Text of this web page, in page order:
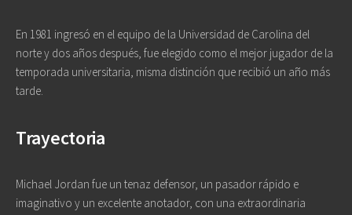
En 1981 ingresó en el equipo de la Universidad de Carolina del
norte y dos años después, fue elegido como el mejor jugador de la
temporada universitaria, misma distinción que recibió un año más
tarde.
Trayectoria
Michael Jordan fue un tenaz defensor, un pasador rápido e
imaginativo y un excelente anotador, con una extraordinaria